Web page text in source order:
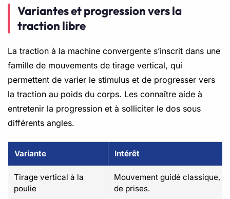
Variantes et progression vers la
traction libre
La traction à la machine convergente s’inscrit dans une
famille de mouvements de tirage vertical, qui
permettent de varier le stimulus et de progresser vers
la traction au poids du corps. Les connaître aide à
entretenir la progression et à solliciter le dos sous
différents angles.
Variante Intérêt
Tirage vertical à la
poulie
Mouvement guidé classique,
de prises.